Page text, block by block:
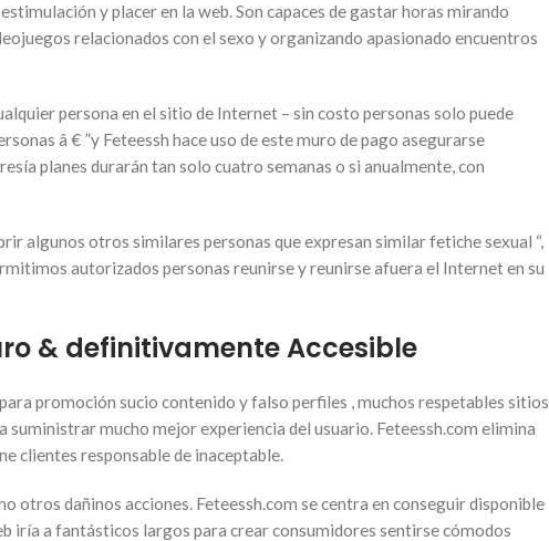
y placer en la web. Son capaces de gastar horas mirando
relacionados con el sexo y organizando apasionado encuentros
persona en el sitio de Internet – sin costo personas solo puede
â € ”y Feteessh hace uso de este muro de pago asegurarse
planes durarán tan solo cuatro semanas o si anualmente, con
algunos otros similares personas que expresan similar fetiche sexual “,
autorizados personas reunirse y reunirse afuera el Internet en su
& definitivamente Accesible
promoción sucio contenido y falso perfiles , muchos respetables sitios
suministrar mucho mejor experiencia del usuario. Feteessh.com elimina
clientes responsable de inaceptable.
otros dañinos acciones. Feteessh.com se centra en conseguir disponible
iría a fantásticos largos para crear consumidores sentirse cómodos